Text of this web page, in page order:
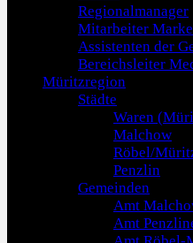
Regionalmanager
Mitarbeiter
Assistenten der
Bereichsleiter
Müritzregion
Städte
Waren
Malchow
Röbel/
Penzlin
Gemeinden
Amt
Amt